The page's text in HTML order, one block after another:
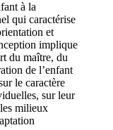
à la
qui caractérise
et
implique
du maître, du
de l’enfant
le caractère
sur leur
milieux